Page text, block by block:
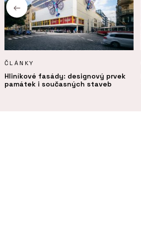
ČLÁNKY
Hliníkové fasády: designový prvek
památek i současných staveb